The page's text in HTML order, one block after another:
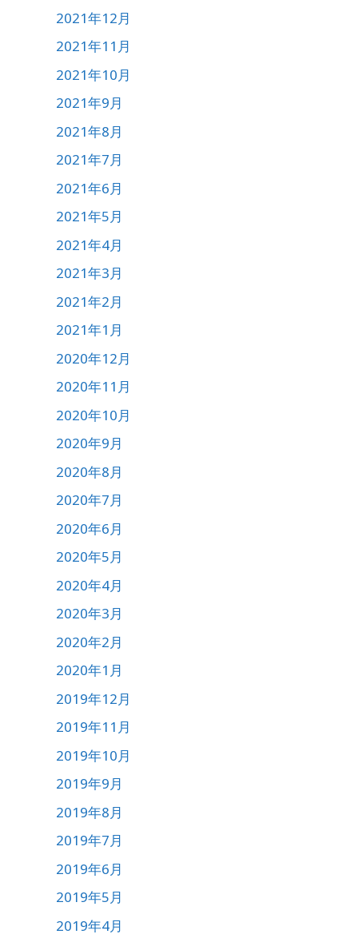
2021年12月
2021年11月
2021年10月
2021年9月
2021年8月
2021年7月
2021年6月
2021年5月
2021年4月
2021年3月
2021年2月
2021年1月
2020年12月
2020年11月
2020年10月
2020年9月
2020年8月
2020年7月
2020年6月
2020年5月
2020年4月
2020年3月
2020年2月
2020年1月
2019年12月
2019年11月
2019年10月
2019年9月
2019年8月
2019年7月
2019年6月
2019年5月
2019年4月